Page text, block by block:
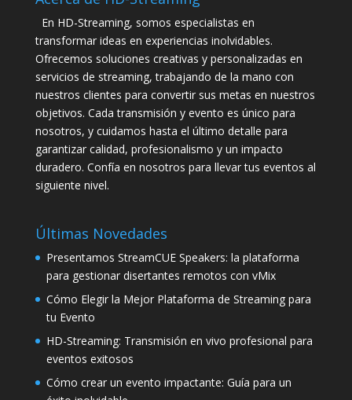
En HD-Streaming, somos especialistas en
transformar ideas en experiencias inolvidables.
Ofrecemos soluciones creativas y personalizadas en
servicios de streaming, trabajando de la mano con
nuestros clientes para convertir sus metas en nuestros
objetivos. Cada transmisión y evento es único para
nosotros, y cuidamos hasta el último detalle para
garantizar calidad, profesionalismo y un impacto
duradero. Confía en nosotros para llevar tus eventos al
siguiente nivel.
Últimas Novedades
Presentamos StreamCUE Speakers: la plataforma
para gestionar disertantes remotos con vMix
Cómo Elegir la Mejor Plataforma de Streaming para
tu Evento
HD-Streaming: Transmisión en vivo profesional para
eventos exitosos
Cómo crear un evento impactante: Guía para un